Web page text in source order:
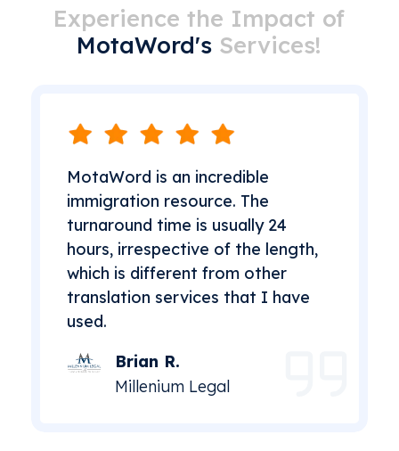
Experience the Impact of
MotaWord's Services!
MotaWord is an incredible
immigration resource. The
turnaround time is usually 24
hours, irrespective of the length,
which is different from other
translation services that I have
used.
Brian R.
Millenium Legal